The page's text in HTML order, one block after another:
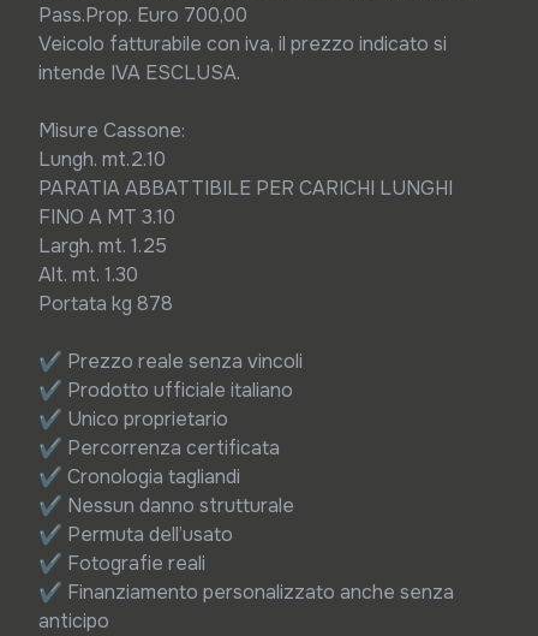
Pass.Prop. Euro 700,00
Veicolo fatturabile con iva, il prezzo indicato si
intende IVA ESCLUSA.
Misure Cassone:
Lungh. mt.2.10
PARATIA ABBATTIBILE PER CARICHI LUNGHI
FINO A MT 3.10
Largh. mt. 1.25
Alt. mt. 1.30
Portata kg 878
✔ Prezzo reale senza vincoli
✔ Prodotto ufficiale italiano
✔ Unico proprietario
✔ Percorrenza certificata
✔ Cronologia tagliandi
✔ Nessun danno strutturale
✔ Permuta dell’usato
✔ Fotografie reali
✔ Finanziamento personalizzato anche senza
anticipo